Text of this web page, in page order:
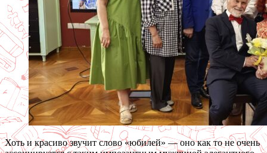
Хоть и красиво звучит слово «юбилей» — оно как то не очень